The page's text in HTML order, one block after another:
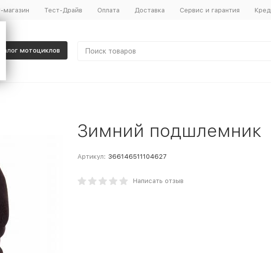
магазин Тест-Драйв Оплата Доставка Сервис и гарантия
мотоциклов
Зимний подшлемник
Артикул: 366146511104627
Написать отзыв